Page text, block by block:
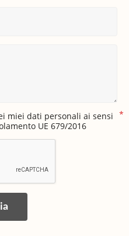
miei dati personali ai sensi
UE 679/2016